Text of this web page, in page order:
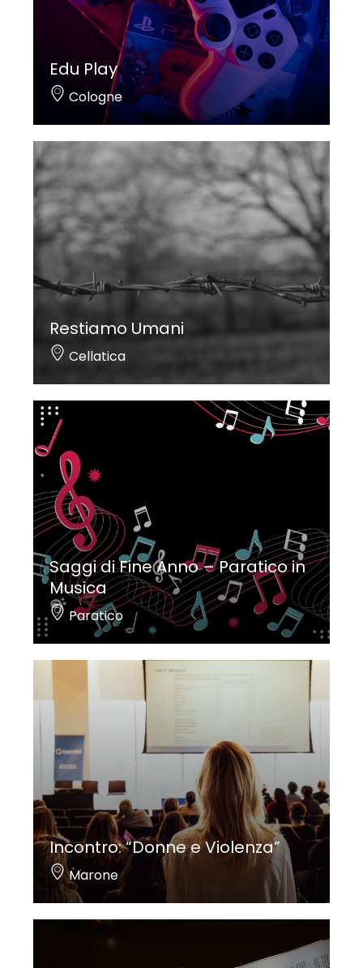
Edu Play
Cologne
Restiamo Umani
Cellatica
Saggi di Fine Anno – Paratico in
Musica
Paratico
Incontro: “Donne e Violenza”
Marone